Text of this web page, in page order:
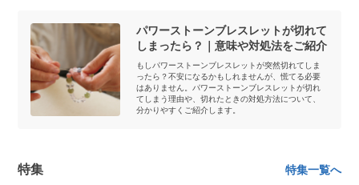
パワーストーンブレスレットが切れて
しまったら？｜意味や対処法をご紹介
もしパワーストーンブレスレットが突然切れてしま
ったら？不安になるかもしれませんが、慌てる必要
はありません。パワーストーンブレスレットが切れ
てしまう理由や、切れたときの対処方法について、
分かりやすくご紹介します。
特集 特集一覧へ